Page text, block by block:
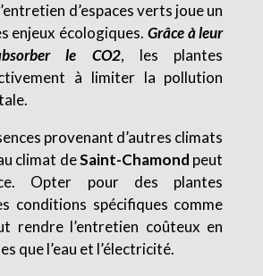
d’espaces verts joue un
enjeux écologiques. Grâce à leur
le CO2, les plantes
à limiter la pollution
provenant d’autres climats
climat deSaint-Chamond peut
Opter pour des plantes
conditions spécifiques comme
rendre l’entretien coûteux en
que l’eau et l’électricité.